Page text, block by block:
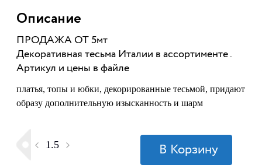
Описание
ПРОДАЖА ОТ 5мт
Декоративная тесьма Италии в ассортименте .
Артикул и цены в файле
платья, топы и юбки, декорированные тесьмой, придают
образу дополнительную изысканность и шарм